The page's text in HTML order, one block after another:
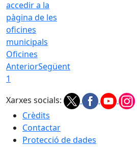
Oficines
AnteriorSegüent
1
Xarxes socials:
Crèdits
Contactar
Protecció de dades